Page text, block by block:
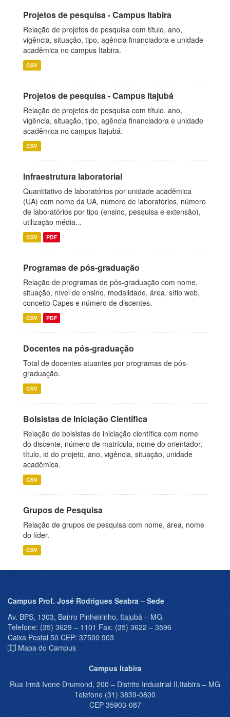
Projetos de pesquisa - Campus Itabira
Relação de projetos de pesquisa com título, ano,
vigência, situação, tipo, agência financiadora e unidade
acadêmica no campus Itabira.
CSV
Projetos de pesquisa - Campus Itajubá
Relação de projetos de pesquisa com título, ano,
vigência, situação, tipo, agência financiadora e unidade
acadêmica no campus Itajubá.
CSV
Infraestrutura laboratorial
Quantitativo de laboratórios por unidade acadêmica
(UA) com nome da UA, número de laboratórios, número
de laboratórios por tipo (ensino, pesquisa e extensão),
utilização média...
CSV PDF
Programas de pós-graduação
Relação de programas de pós-graduação com nome,
situação, nível de ensino, modalidade, área, sítio web,
conceito Capes e número de discentes.
CSV PDF
Docentes na pós-graduação
Total de docentes atuantes por programas de pós-
graduação.
CSV
Bolsistas de Iniciação Científica
Relação de bolsistas de iniciação científica com nome
do discente, número de matrícula, nome do orientador,
título, id do projeto, ano, vigência, situação, unidade
acadêmica.
CSV
Grupos de Pesquisa
Relação de grupos de pesquisa com nome, área, nome
do líder.
CSV
Campus Prof. José Rodrigues Seabra – Sede
Av. BPS, 1303, Bairro Pinheirinho, Itajubá – MG
Telefone: (35) 3629 – 1101 Fax: (35) 3622 – 3596
Caixa Postal 50 CEP: 37500 903
Mapa do Campus
Campus Itabira
Rua Irmã Ivone Drumond, 200 – Distrito Industrial II,Itabira – MG
Telefone (31) 3839-0800
CEP 35903-087